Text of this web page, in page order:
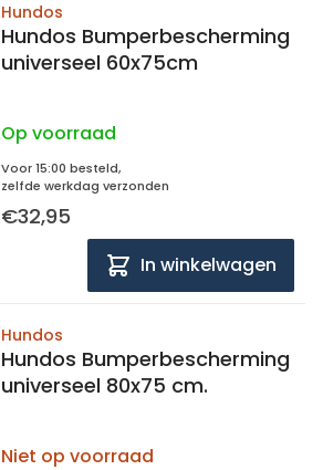
Hundos
Hundos Bumperbescherming
universeel 60x75cm
Op voorraad
Voor 15:00 besteld,
zelfde werkdag verzonden
€32,95
In winkelwagen
Hundos
Hundos Bumperbescherming
universeel 80x75 cm.
Niet op voorraad